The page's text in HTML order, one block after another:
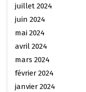
juillet 2024
juin 2024
mai 2024
avril 2024
mars 2024
février 2024
janvier 2024